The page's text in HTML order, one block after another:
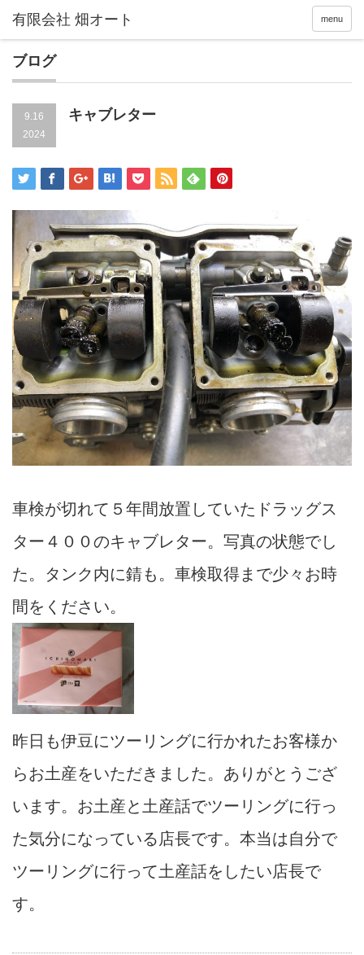
menu
ブログ
9.16
2024
キャブレター
車検が切れて５年間放置していたドラッグス
ター４００のキャブレター。写真の状態でし
た。タンク内に錆も。車検取得まで少々お時
間をください。
昨日も伊豆にツーリングに行かれたお客様か
らお土産をいただきました。ありがとうござ
います。お土産と土産話でツーリングに行っ
た気分になっている店長です。本当は自分で
ツーリングに行って土産話をしたい店長で
す。